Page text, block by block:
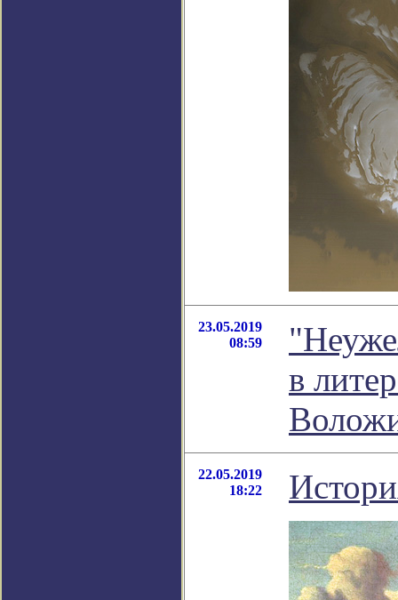
23.05.2019
08:59
в
22.05.2019
18:22